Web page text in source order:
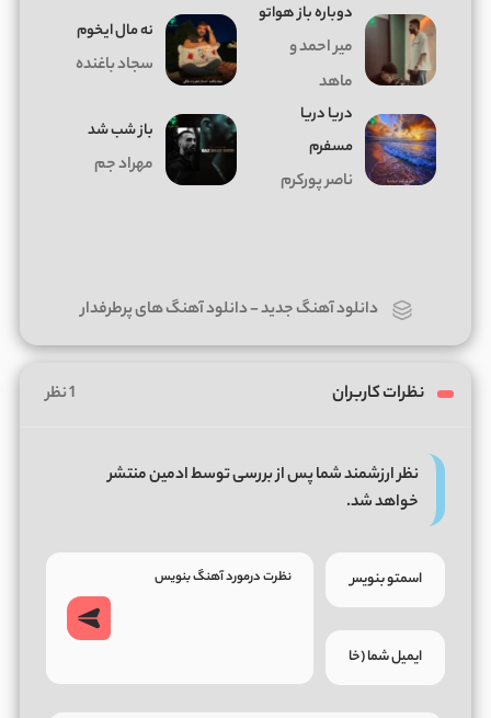
دوباره باز هواتو
میر احمد و
ماهد
ﻧﻪ ﻣﺎل اﻳﺨﻮم
سجاد باغنده
دریا دریا
مسفرم
ناصر پورکرم
باز شب شد
مهراد جم
دانلود آهنگ جدید-دانلود آهنگ های پرطرفدار
نظرات کاربران 1 نظر
نظر ارزشمند شما پس از بررسی توسط ادمین منتشر
خواهد شد.